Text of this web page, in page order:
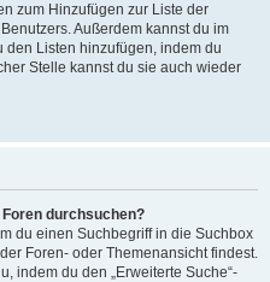
zum Hinzufügen zur Liste der
Außerdem kannst du im
Listen hinzufügen, indem du
Stelle kannst du sie auch wieder
durchsuchen?
du einen Suchbegriff in die Suchbox
Foren- oder Themenansicht findest.
indem du den „Erweiterte Suche“-